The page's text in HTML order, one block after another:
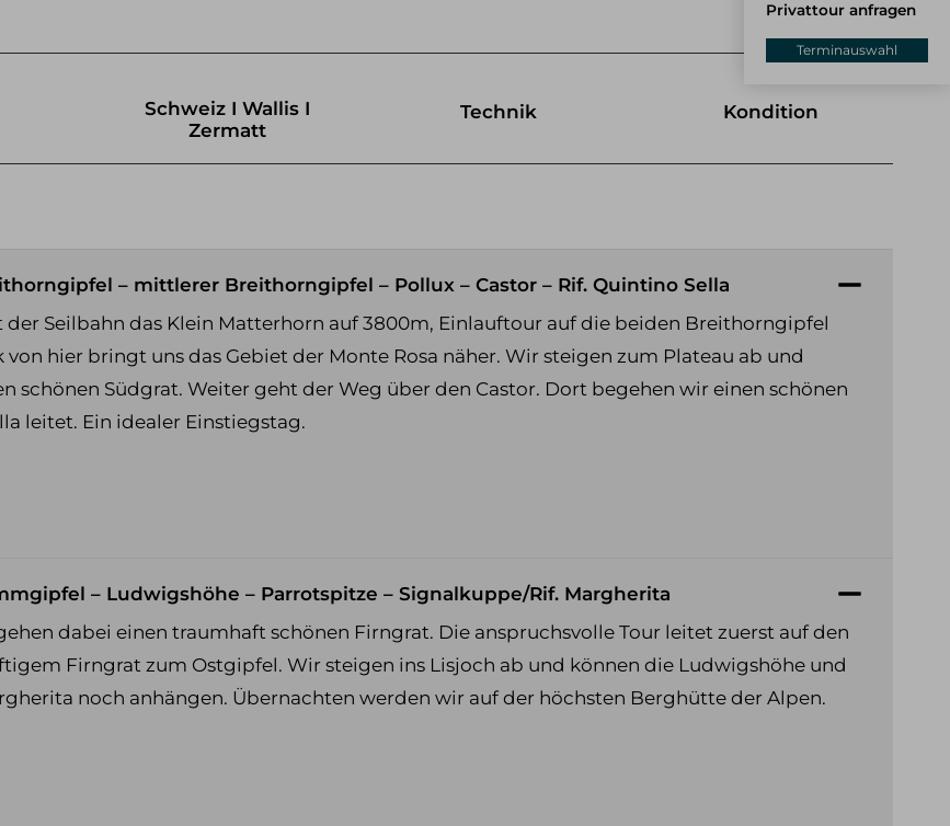
Schweiz I Wallis I
Zermatt
Technik Kondition
– mittlerer Breithorngipfel – Pollux – Castor – Rif. Quintino Sella
Seilbahn das Klein Matterhorn auf 3800m, Einlauftour auf die beiden Breithorngipfel
hier bringt uns das Gebiet der Monte Rosa näher. Wir steigen zum Plateau ab und
schönen Südgrat. Weiter geht der Weg über den Castor. Dort begehen wir einen schönen
leitet. Ein idealer Einstiegstag.
– Ludwigshöhe – Parrotspitze – Signalkuppe/Rif. Margherita
dabei einen traumhaft schönen Firngrat. Die anspruchsvolle Tour leitet zuerst auf den
Firngrat zum Ostgipfel. Wir steigen ins Lisjoch ab und können die Ludwigshöhe und
noch anhängen. Übernachten werden wir auf der höchsten Berghütte der Alpen.
Privattour anfragen
Terminauswahl